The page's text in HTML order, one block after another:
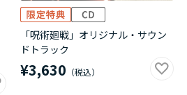
「呪術廻戦」オリジナル・サウン
ドトラック
¥3,630